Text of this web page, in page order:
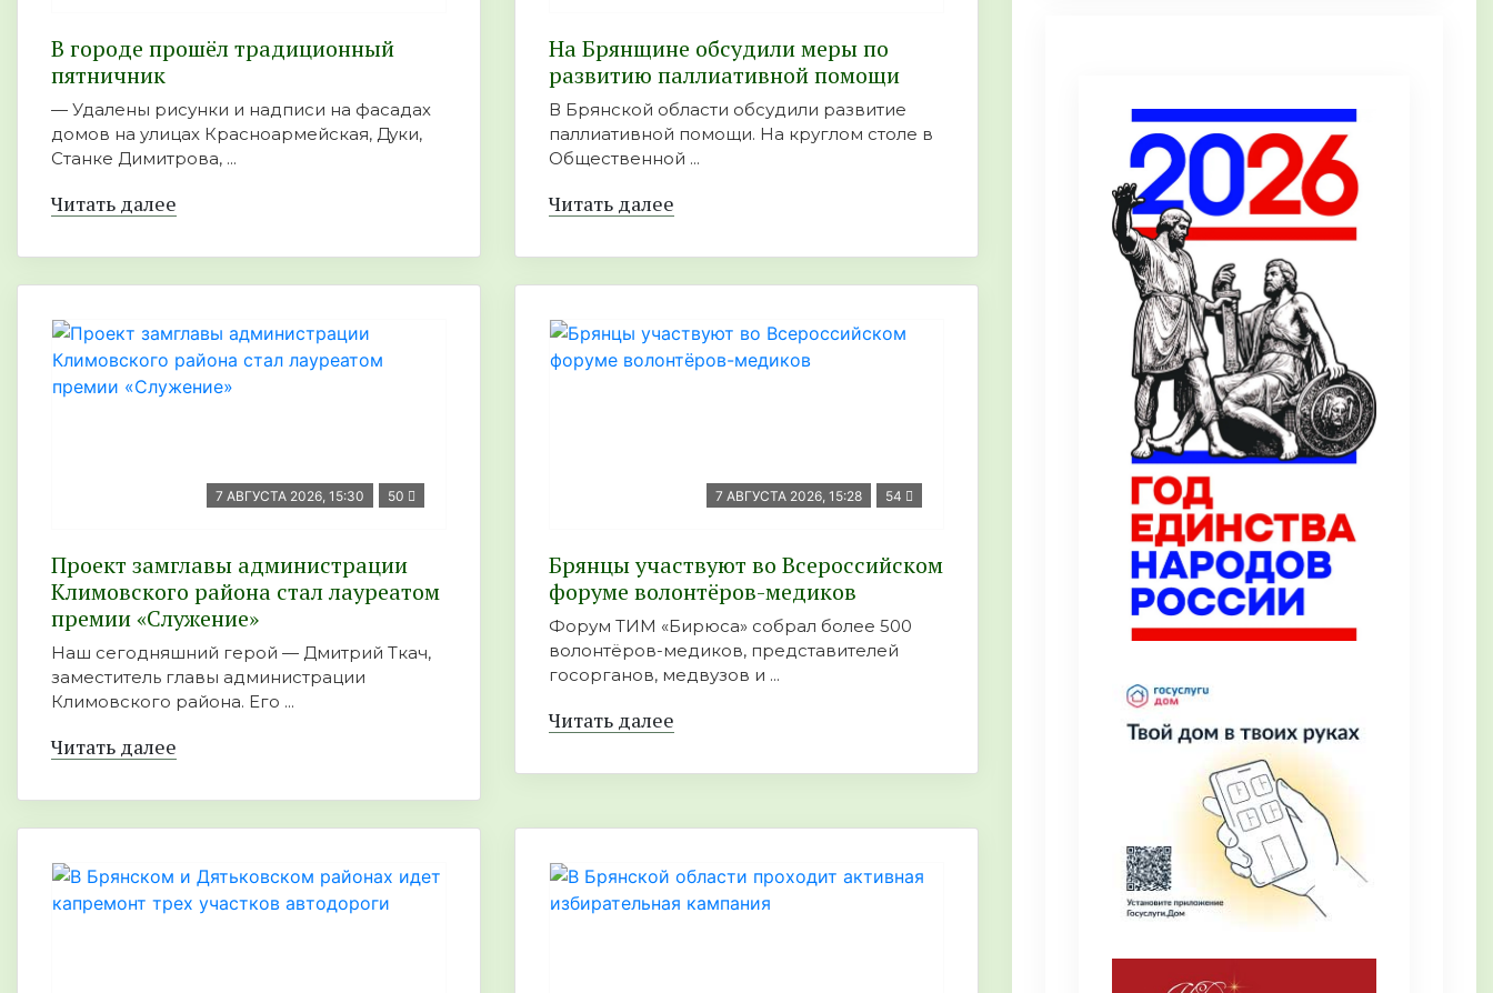
В городе прошёл традиционный
пятничник
— Удалены рисунки и надписи на фасадах
домов на улицах Красноармейская, Дуки,
Станке Димитрова, ...
Читать далее
На Брянщине обсудили меры по
развитию паллиативной помощи
В Брянской области обсудили развитие
паллиативной помощи. На круглом столе в
Общественной ...
Читать далее
7 АВГУСТА 2026, 15:30 50
Проект замглавы администрации
Климовского района стал лауреатом
премии «Служение»
Наш сегодняшний герой — Дмитрий Ткач,
заместитель главы администрации
Климовского района. Его ...
Читать далее
7 АВГУСТА 2026, 15:28 54
Брянцы участвуют во Всероссийском
форуме волонтёров-медиков
Форум ТИМ «Бирюса» собрал более 500
волонтёров-медиков, представителей
госорганов, медвузов и ...
Читать далее